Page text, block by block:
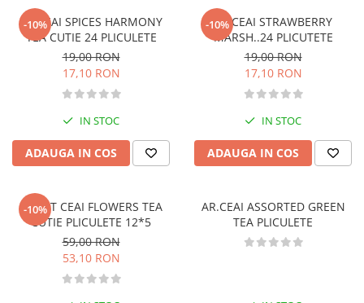
Moderna, contemporana
Poezie, teatru
Publicistica, eseu
Science Fiction
Young adult
Filologie
Filosofie, Stiinte
Gastronomie
Alimentatie vegetariana
Arte si tehnici culinare
-10%
AR.CEAI SPICES HARMONY
TEA CUTIE 24 PLICULETE
19,00 RON
17,10 RON
IN STOC
ADAUGA IN COS
-10%
AR.CEAI STRAWBERRY
MARSH..24 PLICUTETE
19,00 RON
17,10 RON
IN STOC
ADAUGA IN COS
-10%
AR.SET CEAI FLOWERS TEA
CUTIE PLICULETE 12*5
59,00 RON
53,10 RON
AR.CEAI ASSORTED GREEN
TEA PLICULETE